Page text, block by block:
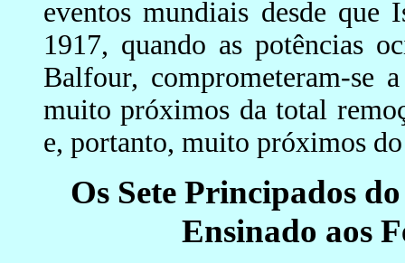
eventos mundiais desde que
1917, quando as potências
Balfour, comprometeram-se
muito próximos da total
e, portanto, muito próximos
Os Sete Principados
Ensinado aos